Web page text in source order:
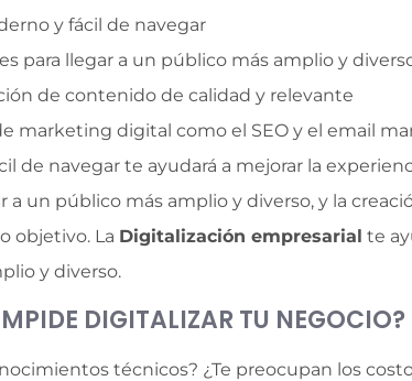
y fácil de navegar
para llegar a un público más amplio y
de contenido de calidad y relevante
marketing digital como el SEO y el email
de navegar te ayudará a mejorar la
a un público más amplio y diverso, y la
objetivo. La Digitalización empresarial te
y diverso.
DIGITALIZAR TU NEGOCIO?
técnicos? ¿Te preocupan los